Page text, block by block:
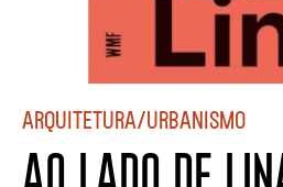
Arquitetura/Urbanismo